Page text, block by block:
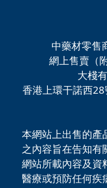
中藥材零售
網上售賣（
大棧
香港上環干諾西
本網站上出售的產
之內容旨在告知有
網站所載內容及資
醫療或預防任何疾